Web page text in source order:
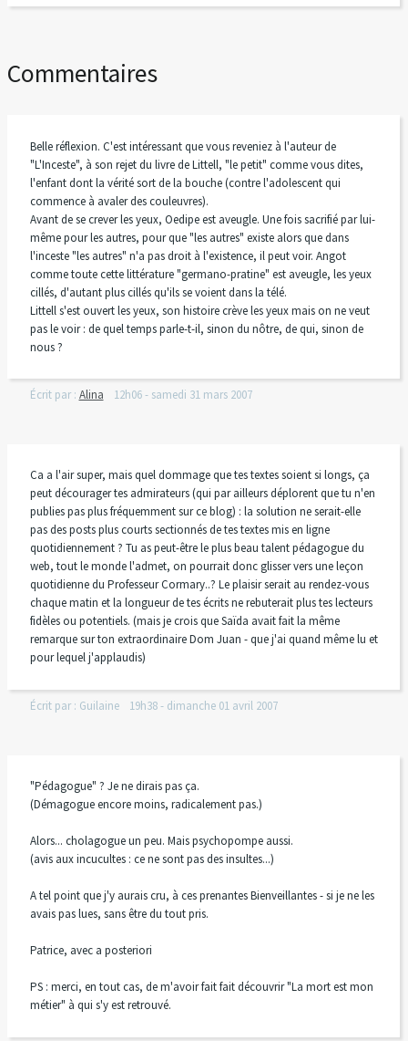
Commentaires
Belle réflexion. C'est intéressant que vous reveniez à l'auteur de
"L'Inceste", à son rejet du livre de Littell, "le petit" comme vous dites,
l'enfant dont la vérité sort de la bouche (contre l'adolescent qui
commence à avaler des couleuvres).
Avant de se crever les yeux, Oedipe est aveugle. Une fois sacrifié par lui-
même pour les autres, pour que "les autres" existe alors que dans
l'inceste "les autres" n'a pas droit à l'existence, il peut voir. Angot
comme toute cette littérature "germano-pratine" est aveugle, les yeux
cillés, d'autant plus cillés qu'ils se voient dans la télé.
Littell s'est ouvert les yeux, son histoire crève les yeux mais on ne veut
pas le voir : de quel temps parle-t-il, sinon du nôtre, de qui, sinon de
nous ?
Écrit par : Alina 12h06- samedi 31 mars 2007
Ca a l'air super, mais quel dommage que tes textes soient si longs, ça
peut décourager tes admirateurs (qui par ailleurs déplorent que tu n'en
publies pas plus fréquemment sur ce blog) : la solution ne serait-elle
pas des posts plus courts sectionnés de tes textes mis en ligne
quotidiennement ? Tu as peut-être le plus beau talent pédagogue du
web, tout le monde l'admet, on pourrait donc glisser vers une leçon
quotidienne du Professeur Cormary..? Le plaisir serait au rendez-vous
chaque matin et la longueur de tes écrits ne rebuterait plus tes lecteurs
fidèles ou potentiels. (mais je crois que Saïda avait fait la même
remarque sur ton extraordinaire Dom Juan - que j'ai quand même lu et
pour lequel j'applaudis)
Écrit par : Guilaine 19h38- dimanche 01 avril 2007
"Pédagogue" ? Je ne dirais pas ça.
(Démagogue encore moins, radicalement pas.)
Alors... cholagogue un peu. Mais psychopompe aussi.
(avis aux incucultes : ce ne sont pas des insultes...)
A tel point que j'y aurais cru, à ces prenantes Bienveillantes - si je ne les
avais pas lues, sans être du tout pris.
Patrice, avec a posteriori
PS : merci, en tout cas, de m'avoir fait fait découvrir "La mort est mon
métier" à qui s'y est retrouvé.